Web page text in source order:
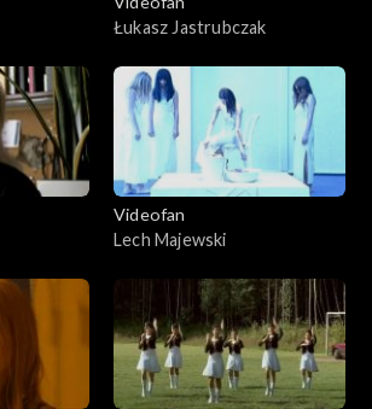
Łukasz Jastrubczak
Videofan
Lech Majewski